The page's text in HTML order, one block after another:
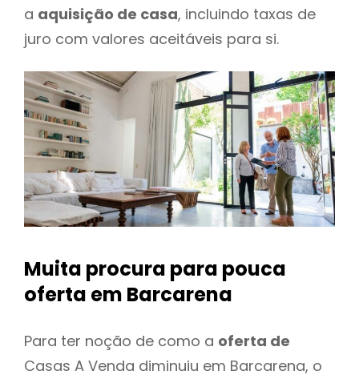
a aquisição de casa, incluindo taxas de
juro com valores aceitáveis para si.
Muita procura para pouca
oferta em Barcarena
Para ter noção de como a oferta de
Casas A Venda diminuiu em Barcarena, o